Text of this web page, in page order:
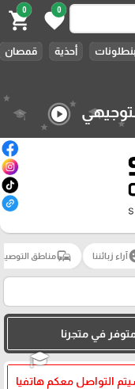
0
favorite
0
shopping_cart
بنطلونات أحذية قمصان
play_circle
🎓
آراء زبائننا commuteمناطق
التواصل معكم هاتفيا